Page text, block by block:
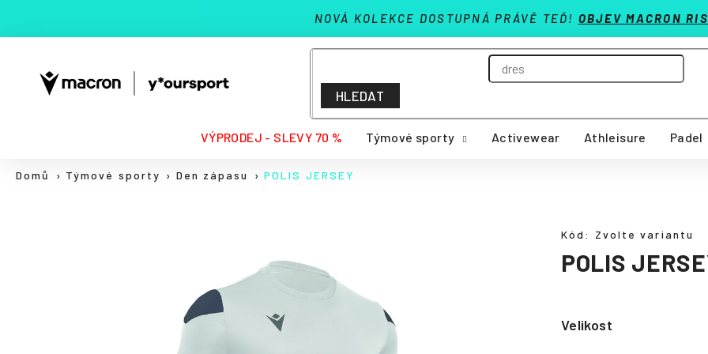
obsah
NOVÁ KOLEKCE DOSTUPNÁ PRÁVĚ TEĎ! OBJEV MACRON
HLEDAT
VÝPRODEJ - SLEVY 70 % Týmové sporty Activewear Athleisure Padel
Domů Týmové sporty Den zápasu POLIS JERSEY
POLIS
Velikost
Kód: Zvolte variantu
Zpět
obchodu
Zpět
obchodu